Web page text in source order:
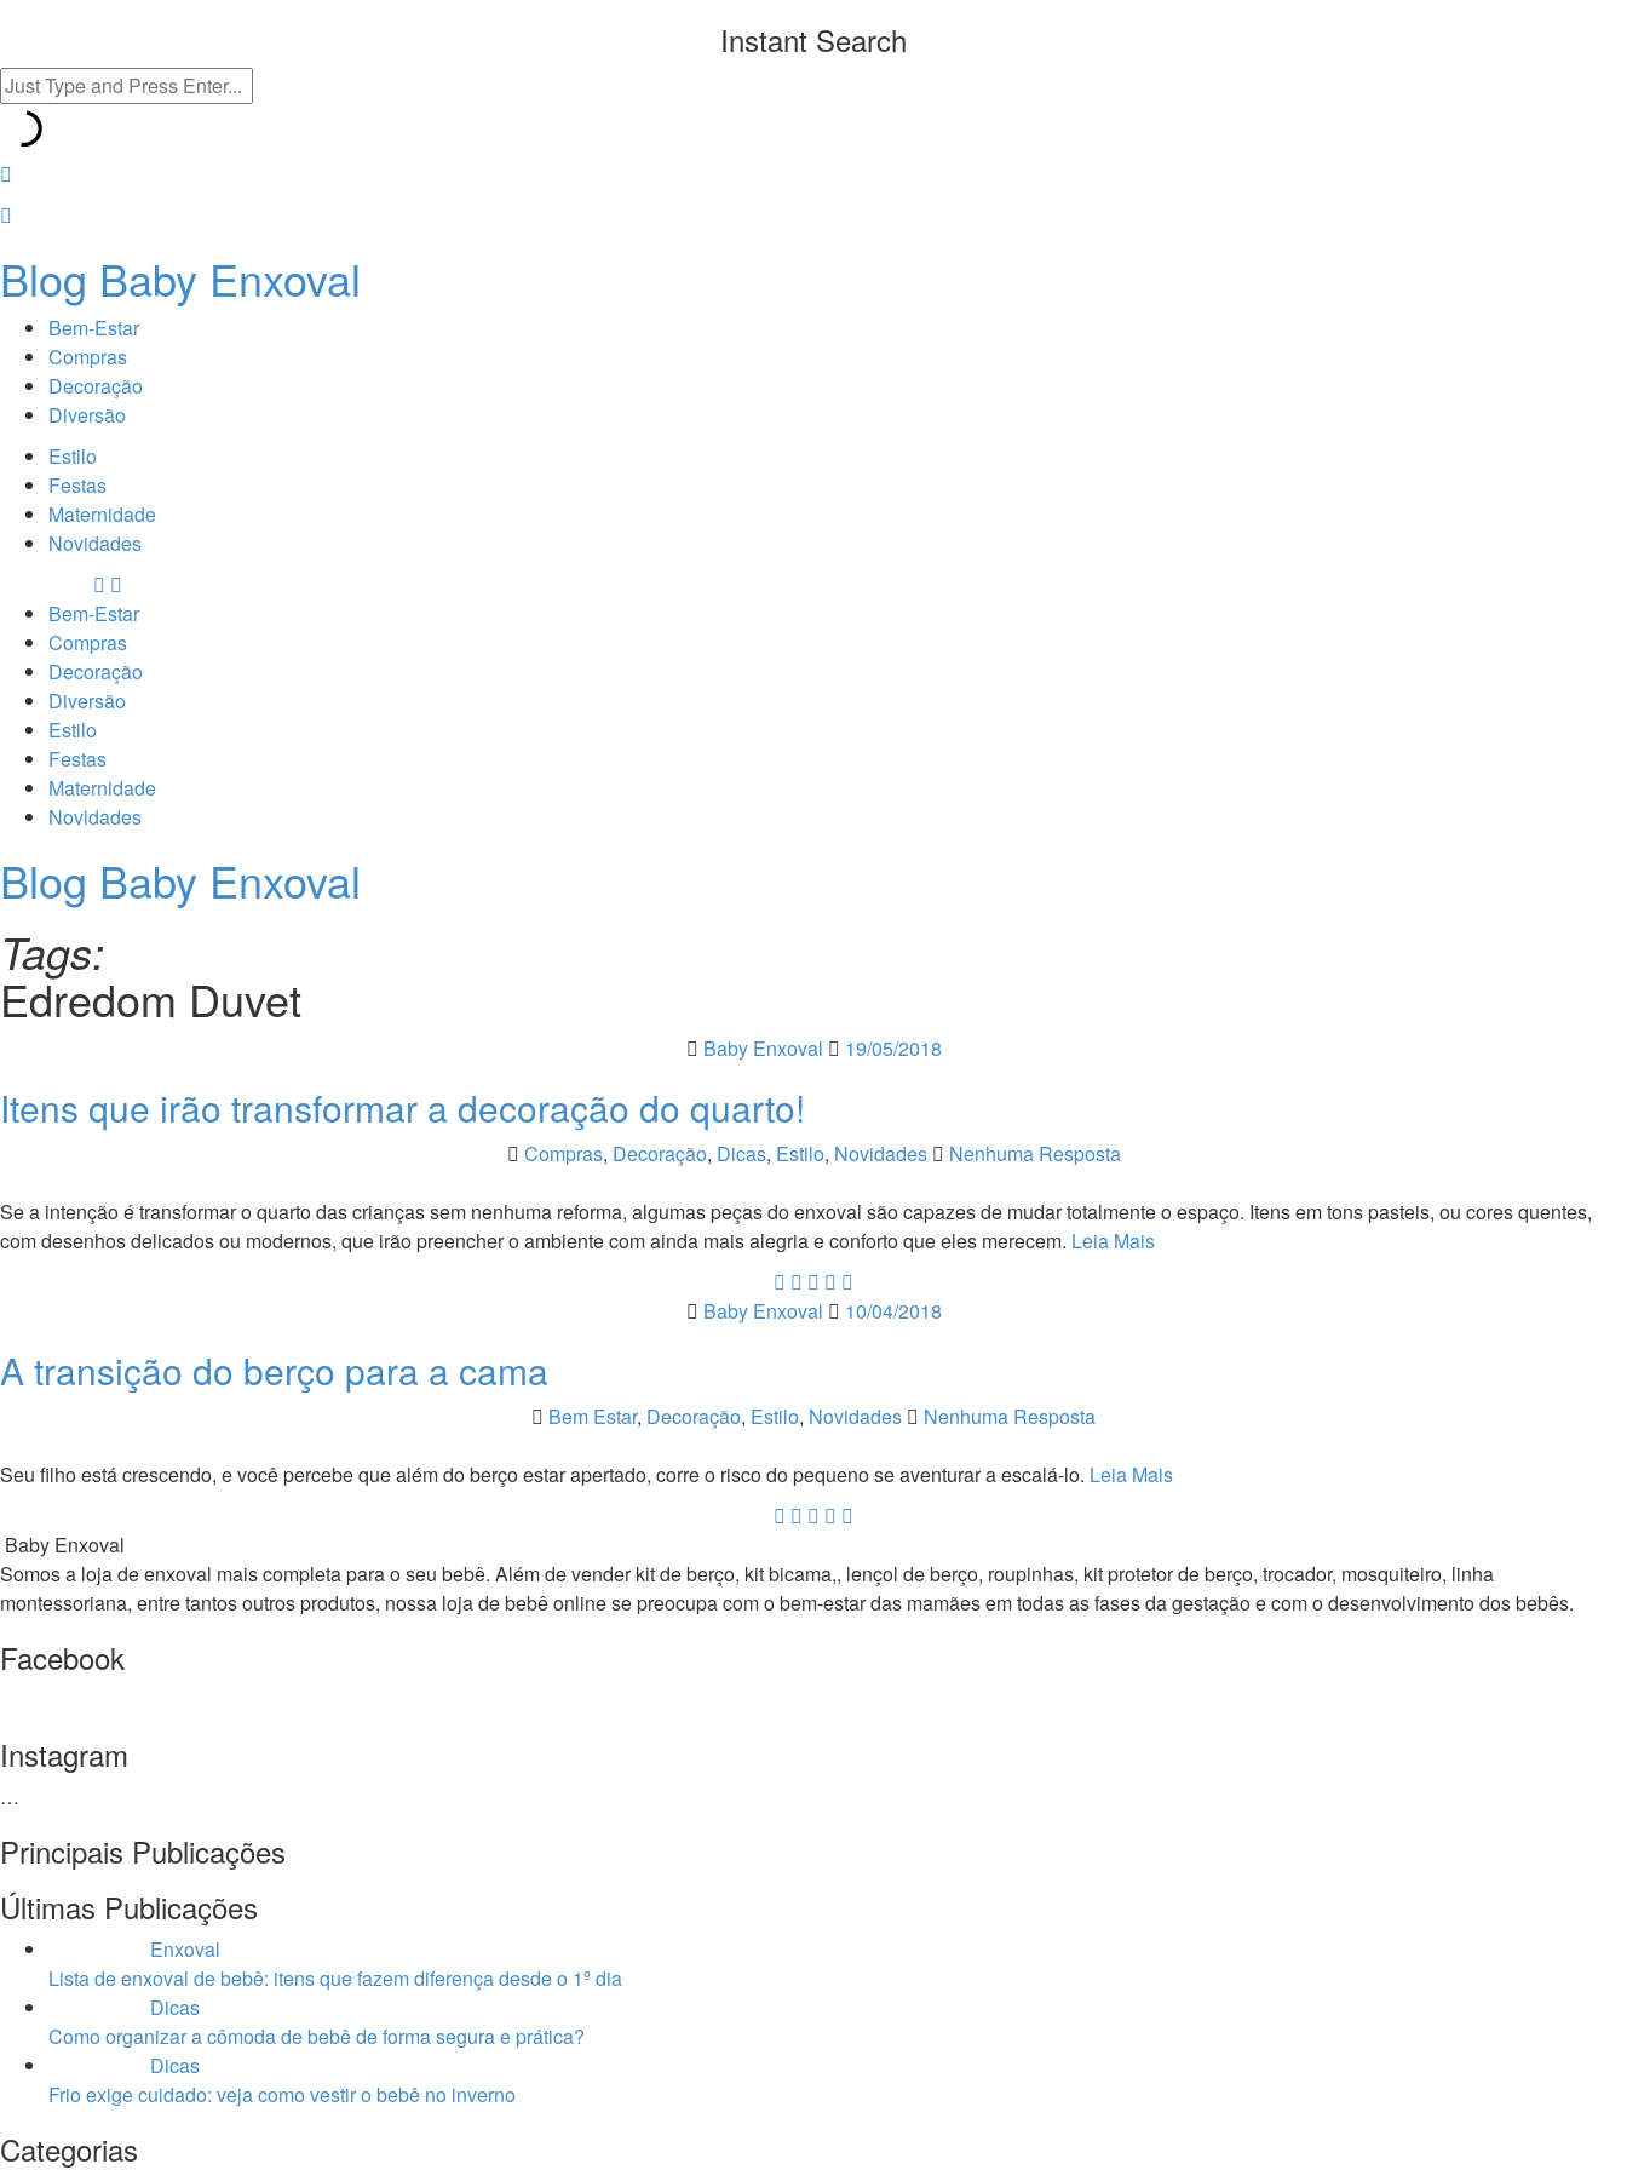
Instant Search
Blog Baby Enxoval
Bem-Estar
Compras
Decoração
Diversão
Estilo
Festas
Maternidade
Novidades
Bem-Estar
Compras
Decoração
Diversão
Estilo
Festas
Maternidade
Novidades
Blog Baby Enxoval
Tags:
Edredom Duvet
Baby Enxoval 19/05/2018
Itens que irão transformar a decoração do quarto!
Compras, Decoração, Dicas, Estilo, Novidades Nenhuma Resposta
Se a intenção é transformar o quarto das crianças sem nenhuma reforma, algumas peças do enxoval são capazes de mudar totalmente o espaço. Itens em tons pasteis, ou cores quentes,
com desenhos delicados ou modernos, que irão preencher o ambiente com ainda mais alegria e conforto que eles merecem. Leia Mais
Baby Enxoval 10/04/2018
A transição do berço para a cama
Bem Estar, Decoração, Estilo, Novidades Nenhuma Resposta
Seu filho está crescendo, e você percebe que além do berço estar apertado, corre o risco do pequeno se aventurar a escalá-lo. Leia Mais
Baby Enxoval
Somos a loja de enxoval mais completa para o seu bebê. Além de vender kit de berço, kit bicama,, lençol de berço, roupinhas, kit protetor de berço, trocador, mosquiteiro, linha
montessoriana, entre tantos outros produtos, nossa loja de bebê online se preocupa com o bem-estar das mamães em todas as fases da gestação e com o desenvolvimento dos bebês.
Facebook
Instagram
…
Principais Publicações
Últimas Publicações
Enxoval
Lista de enxoval de bebê: itens que fazem diferença desde o 1º dia
Dicas
Como organizar a cômoda de bebê de forma segura e prática?
Dicas
Frio exige cuidado: veja como vestir o bebê no inverno
Categorias